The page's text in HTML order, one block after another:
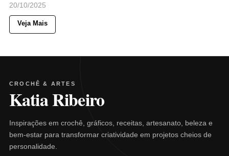
20/10/2025
Veja Mais
CROCHÊ & ARTES
Katia Ribeiro
Inspirações em crochê, gráficos, receitas, artesanato, beleza e
bem-estar para transformar criatividade em projetos cheios de
personalidade.